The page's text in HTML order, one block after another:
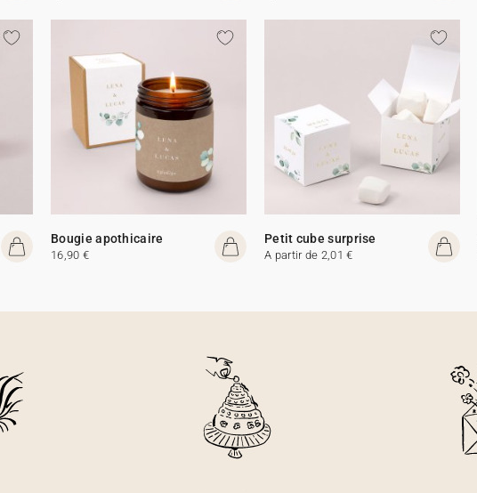
Bougie apothicaire
16,90 €
Petit cube surprise
A partir de 2,01 €